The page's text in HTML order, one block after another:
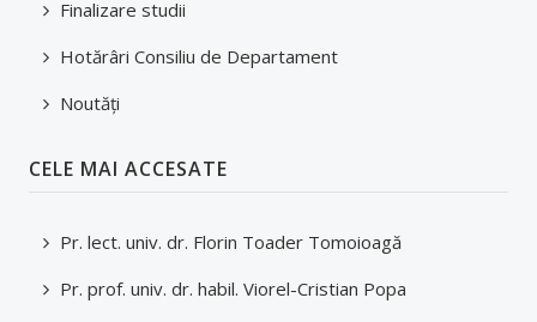
Finalizare studii
Hotărâri Consiliu de Departament
Noutăți
CELE MAI ACCESATE
Pr. lect. univ. dr. Florin Toader Tomoioagă
Pr. prof. univ. dr. habil. Viorel-Cristian Popa